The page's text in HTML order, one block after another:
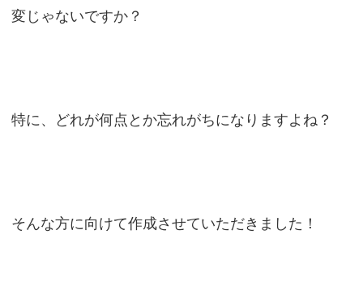
変じゃないですか？
特に、どれが何点とか忘れがちになりますよね？
そんな方に向けて作成させていただきました！